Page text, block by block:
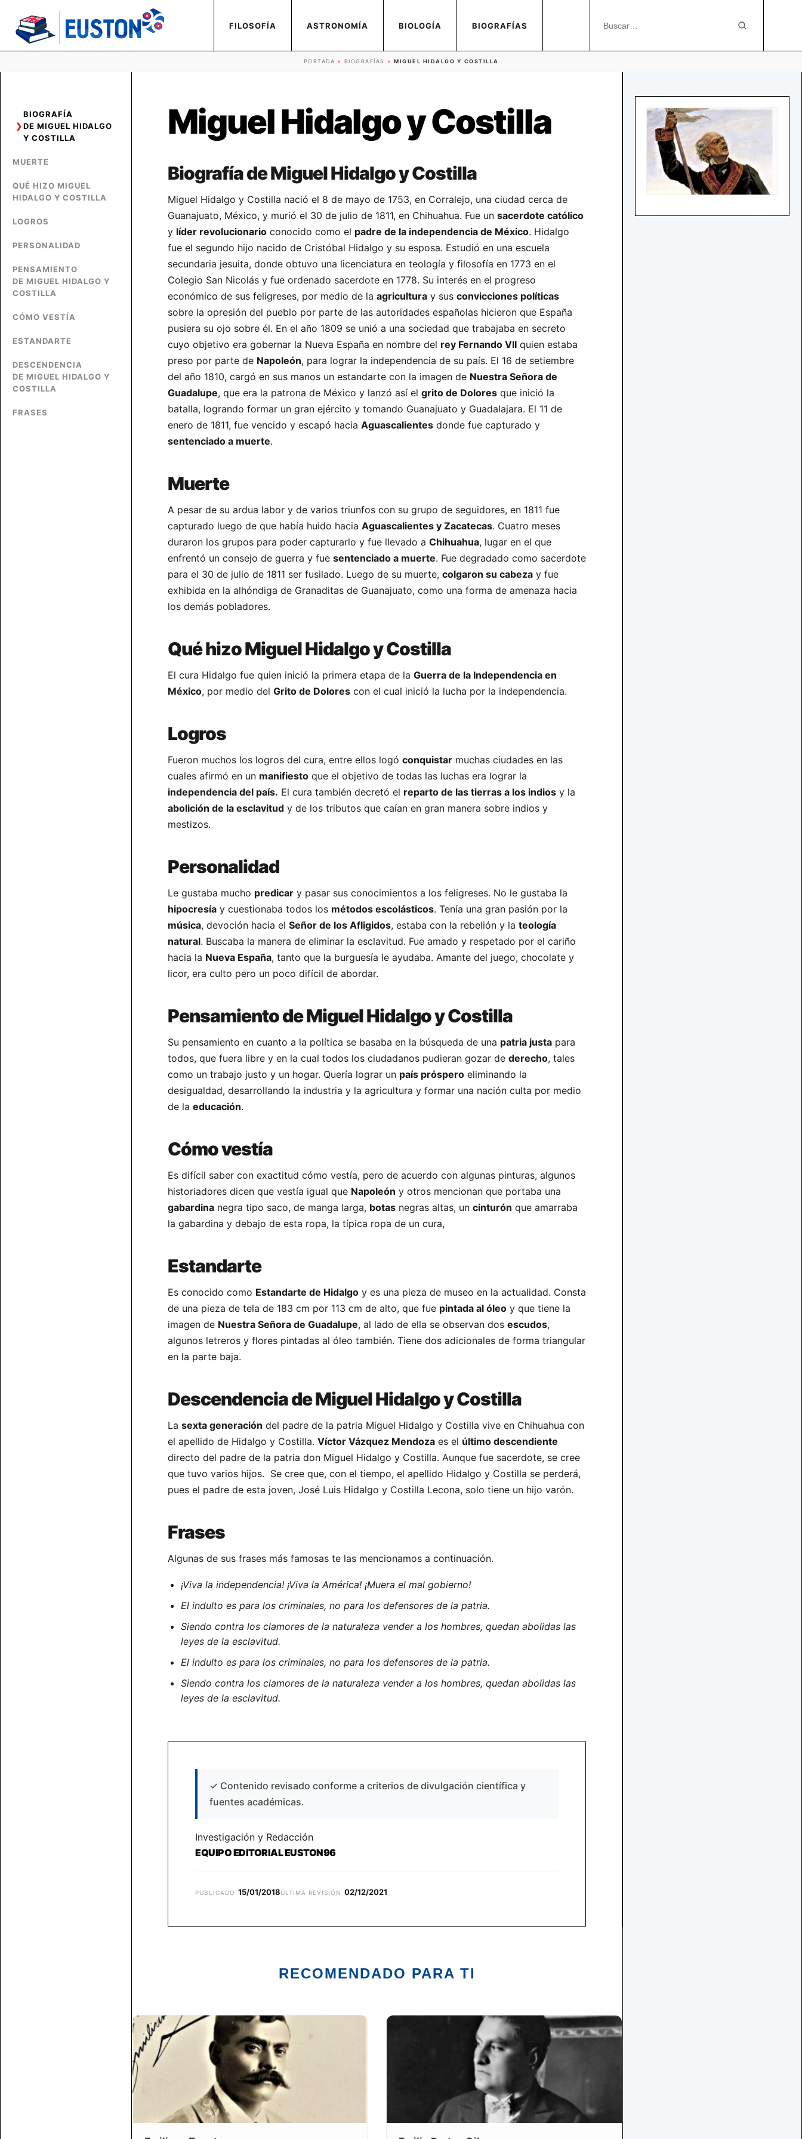
FILOSOFÍA ASTRONOMÍA BIOLOGÍA BIOGRAFÍAS
PORTADA » BIOGRAFÍAS » MIGUEL HIDALGO Y COSTILLA
BIOGRAFÍA
DE MIGUEL HIDALGO
Y COSTILLA
MUERTE
QUÉ HIZO MIGUEL
HIDALGO Y COSTILLA
LOGROS
PERSONALIDAD
PENSAMIENTO
DE MIGUEL HIDALGO Y
COSTILLA
CÓMO VESTÍA
ESTANDARTE
DESCENDENCIA
DE MIGUEL HIDALGO Y
COSTILLA
FRASES
Miguel Hidalgo y Costilla
Biografía de Miguel Hidalgo y Costilla
Miguel Hidalgo y Costilla nació el 8 de mayo de 1753, en Corralejo, una ciudad cerca de
Guanajuato, México, y murió el 30 de julio de 1811, en Chihuahua. Fue un sacerdote católico
y líder revolucionario conocido como el padre de la independencia de México. Hidalgo
fue el segundo hijo nacido de Cristóbal Hidalgo y su esposa. Estudió en una escuela
secundaria jesuita, donde obtuvo una licenciatura en teología y filosofía en 1773 en el
Colegio San Nicolás y fue ordenado sacerdote en 1778. Su interés en el progreso
económico de sus feligreses, por medio de la agricultura y sus convicciones políticas
sobre la opresión del pueblo por parte de las autoridades españolas hicieron que España
pusiera su ojo sobre él. En el año 1809 se unió a una sociedad que trabajaba en secreto
cuyo objetivo era gobernar la Nueva España en nombre del rey Fernando VII quien estaba
preso por parte de Napoleón, para lograr la independencia de su país. El 16 de setiembre
del año 1810, cargó en sus manos un estandarte con la imagen de Nuestra Señora de
Guadalupe, que era la patrona de México y lanzó así el grito de Dolores que inició la
batalla, logrando formar un gran ejército y tomando Guanajuato y Guadalajara. El 11 de
enero de 1811, fue vencido y escapó hacia Aguascalientes donde fue capturado y
sentenciado a muerte.
Muerte
A pesar de su ardua labor y de varios triunfos con su grupo de seguidores, en 1811 fue
capturado luego de que había huido hacia Aguascalientes y Zacatecas. Cuatro meses
duraron los grupos para poder capturarlo y fue llevado a Chihuahua, lugar en el que
enfrentó un consejo de guerra y fue sentenciado a muerte. Fue degradado como sacerdote
para el 30 de julio de 1811 ser fusilado. Luego de su muerte, colgaron su cabeza y fue
exhibida en la alhóndiga de Granaditas de Guanajuato, como una forma de amenaza hacia
los demás pobladores.
Qué hizo Miguel Hidalgo y Costilla
El cura Hidalgo fue quien inició la primera etapa de la Guerra de la Independencia en
México, por medio del Grito de Dolores con el cual inició la lucha por la independencia.
Logros
Fueron muchos los logros del cura, entre ellos logó conquistar muchas ciudades en las
cuales afirmó en un manifiesto que el objetivo de todas las luchas era lograr la
independencia del país. El cura también decretó el reparto de las tierras a los indios y la
abolición de la esclavitud y de los tributos que caían en gran manera sobre indios y
mestizos.
Personalidad
Le gustaba mucho predicar y pasar sus conocimientos a los feligreses. No le gustaba la
hipocresía y cuestionaba todos los métodos escolásticos. Tenía una gran pasión por la
música, devoción hacia el Señor de los Afligidos, estaba con la rebelión y la teología
natural. Buscaba la manera de eliminar la esclavitud. Fue amado y respetado por el cariño
hacia la Nueva España, tanto que la burguesía le ayudaba. Amante del juego, chocolate y
licor, era culto pero un poco difícil de abordar.
Pensamiento de Miguel Hidalgo y Costilla
Su pensamiento en cuanto a la política se basaba en la búsqueda de una patria justa para
todos, que fuera libre y en la cual todos los ciudadanos pudieran gozar de derecho, tales
como un trabajo justo y un hogar. Quería lograr un país próspero eliminando la
desigualdad, desarrollando la industria y la agricultura y formar una nación culta por medio
de la educación.
Cómo vestía
Es difícil saber con exactitud cómo vestía, pero de acuerdo con algunas pinturas, algunos
historiadores dicen que vestía igual que Napoleón y otros mencionan que portaba una
gabardina negra tipo saco, de manga larga, botas negras altas, un cinturón que amarraba
la gabardina y debajo de esta ropa, la típica ropa de un cura,
Estandarte
Es conocido como Estandarte de Hidalgo y es una pieza de museo en la actualidad. Consta
de una pieza de tela de 183 cm por 113 cm de alto, que fue pintada al óleo y que tiene la
imagen de Nuestra Señora de Guadalupe, al lado de ella se observan dos escudos,
algunos letreros y flores pintadas al óleo también. Tiene dos adicionales de forma triangular
en la parte baja.
Descendencia de Miguel Hidalgo y Costilla
La sexta generación del padre de la patria Miguel Hidalgo y Costilla vive en Chihuahua con
el apellido de Hidalgo y Costilla. Víctor Vázquez Mendoza es el último descendiente
directo del padre de la patria don Miguel Hidalgo y Costilla. Aunque fue sacerdote, se cree
que tuvo varios hijos. Se cree que, con el tiempo, el apellido Hidalgo y Costilla se perderá,
pues el padre de esta joven, José Luis Hidalgo y Costilla Lecona, solo tiene un hijo varón.
Frases
Algunas de sus frases más famosas te las mencionamos a continuación.
¡Viva la independencia! ¡Viva la América! ¡Muera el mal gobierno!
El indulto es para los criminales, no para los defensores de la patria.
Siendo contra los clamores de la naturaleza vender a los hombres, quedan abolidas las
leyes de la esclavitud.
El indulto es para los criminales, no para los defensores de la patria.
Siendo contra los clamores de la naturaleza vender a los hombres, quedan abolidas las
leyes de la esclavitud.
✓ Contenido revisado conforme a criterios de divulgación científica y
fuentes académicas.
Investigación y Redacción
EQUIPO EDITORIAL EUSTON96
PUBLICADO 15/01/2018ÚLTIMA REVISIÓN 02/12/2021
RECOMENDADO PARA TI